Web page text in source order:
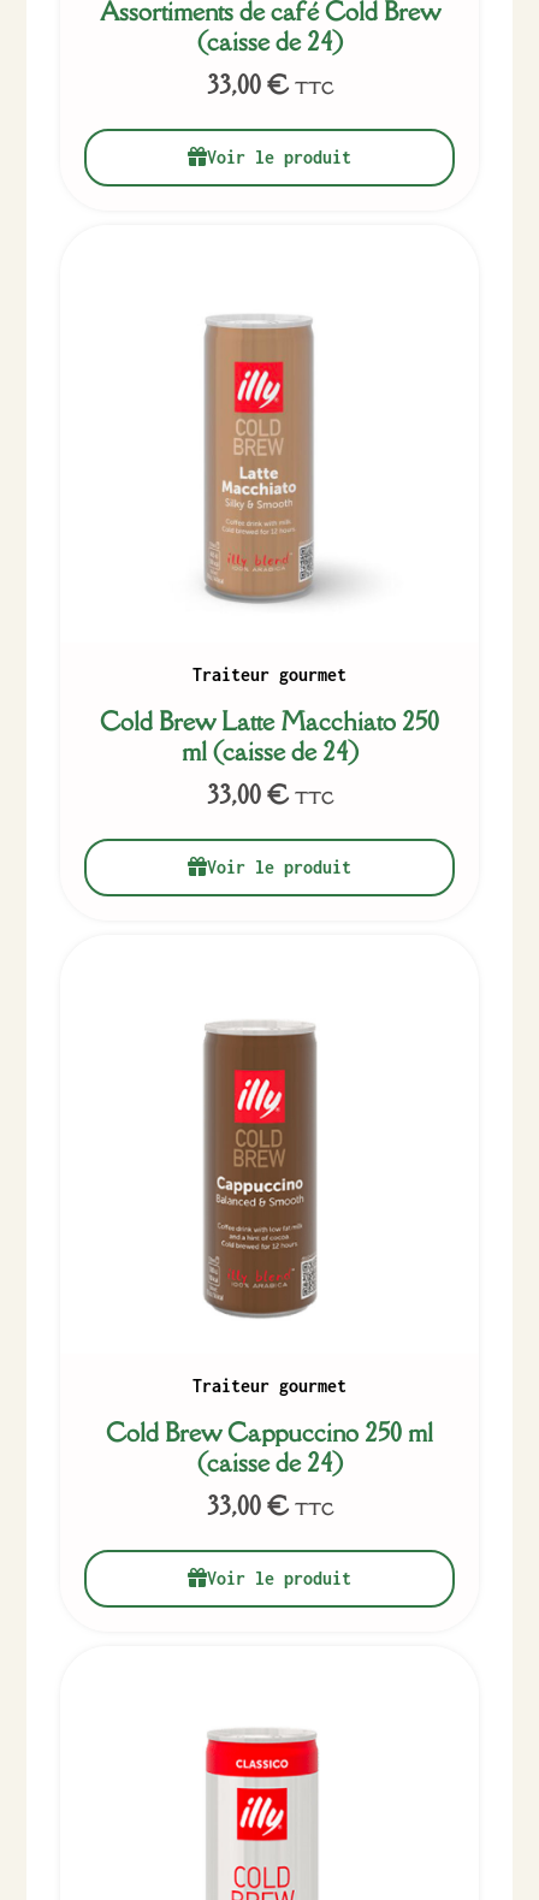
Assortiments de café Cold Brew
(caisse de 24)
33,00€ TTC
Voir le produit
Traiteur gourmet
Cold Brew Latte Macchiato 250
ml (caisse de 24)
33,00€ TTC
Voir le produit
Traiteur gourmet
Cold Brew Cappuccino 250 ml
(caisse de 24)
33,00€ TTC
Voir le produit